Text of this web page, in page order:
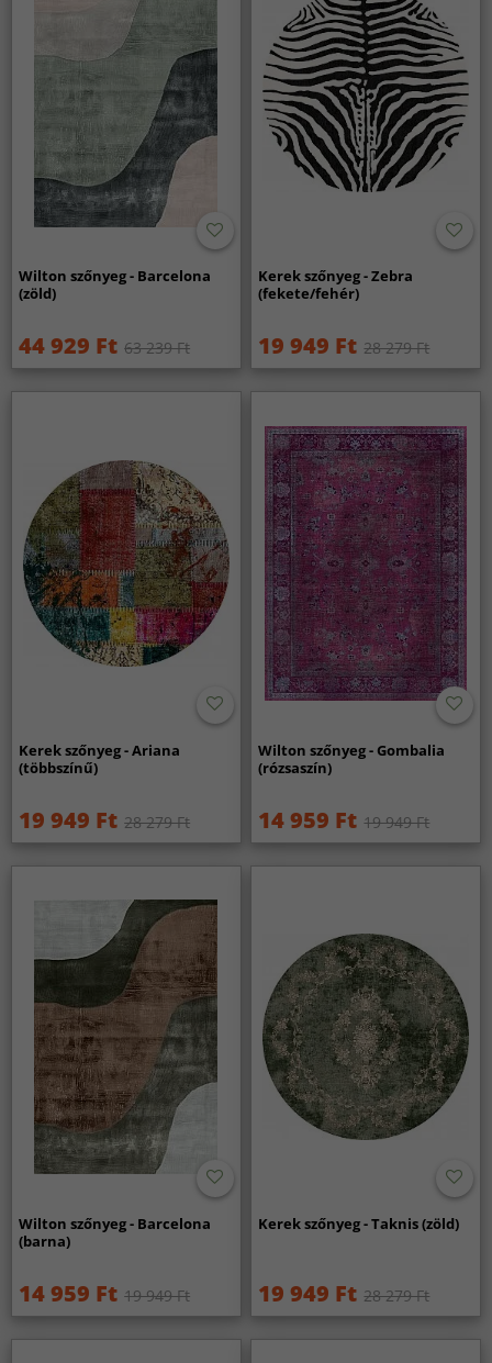
Wilton szőnyeg - Barcelona
(zöld)
44 929 Ft 63 239 Ft
Kerek szőnyeg - Zebra
(fekete/fehér)
19 949 Ft 28 279 Ft
Kerek szőnyeg - Ariana
(többszínű)
19 949 Ft 28 279 Ft
Wilton szőnyeg - Gombalia
(rózsaszín)
14 959 Ft 19 949 Ft
Wilton szőnyeg - Barcelona
(barna)
14 959 Ft 19 949 Ft
Kerek szőnyeg - Taknis (zöld)
19 949 Ft 28 279 Ft